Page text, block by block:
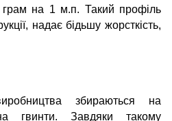
грам на 1 м.п. Такий профіль
надає бідьшу жорсткість,
збираються на
гвинти. Завдяки такому